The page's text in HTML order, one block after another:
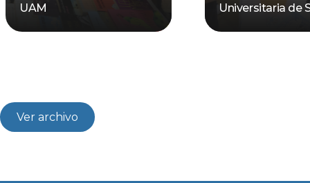
UAM
Universitaria de
Ver archivo